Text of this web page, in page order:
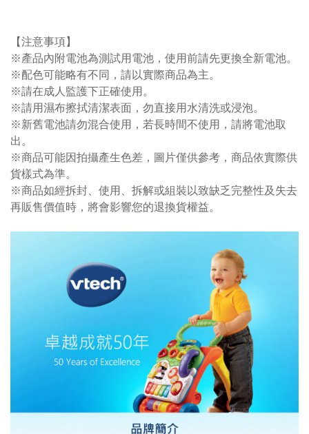
【注意事項】
※產品內附電池為測試用電池，使用前請先更換全新電池。
※配色可能略有不同，請以實際商品為主。
※請在成人監護下正確使用。
※請用濕布擦拭清潔表面，勿直接用水清洗或浸泡。
※新舊電池請勿混合使用，若長時間不使用，請將電池取
出。
※商品可能因拍攝產生色差，圖片僅供參考，商品依實際供
貨樣式為準。
※商品如經拆封、使用、拆解或組裝以致缺乏完整性及失去
再販售價值時，將會影響您的退換貨權益。